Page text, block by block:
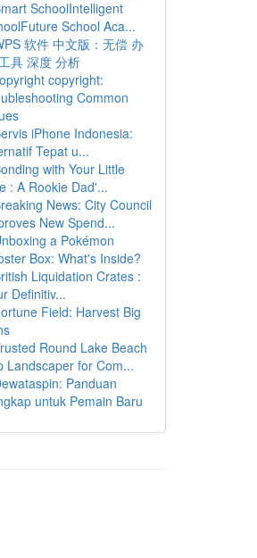
SchoolIntelligent
School Aca...
软件 中文版：无偿 办
具 深度 分析
copyright:
Common
iPhone Indonesia:
Tepat u...
with Your Little
: A Rookie Dad'...
News: City Council
New Spend...
a Pokémon
Box: What's Inside?
Liquidation Crates :
Definitiv...
Field: Harvest Big
Round Lake Beach
Landscaper for Com...
Panduan
untuk Pemain Baru